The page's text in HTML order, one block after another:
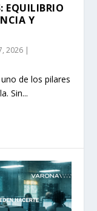
EQUILIBRIO
Y
2026 |
de los pilares
Sin...